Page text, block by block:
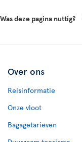
Was deze pagina nuttig?
Over ons
Reisinformatie
Onze vloot
Bagagetarieven